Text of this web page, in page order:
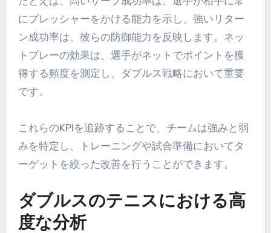
にプレッシャーをかける能力を示し、強いリター
ン成功率は、彼らの防御能力を反映します。ネッ
トプレーの効果は、選手がネットでポイントを獲
得する頻度を測定し、ダブルス戦略において重要
です。
これらのKPIを追跡することで、チームは強みと弱
みを特定し、トレーニングや試合準備においてタ
ーゲットを絞った改善を行うことができます。
ダブルスのテニスにおける高
度な分析